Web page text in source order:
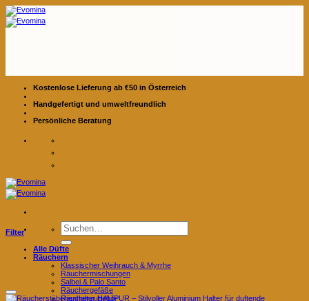
Zum
Inhalt
springen
Kostenlose Lieferung ab €50 in Österreich
Handgefertigt und umweltfreundlich
Persönliche Beratung
Suchen
nach:
Alle Düfte
Räuchern
Klassischer Weihrauch & Myrrhe
Räuchermischungen
Salbei & Palo Santo
Räuchergefäße
Räucherzubehör
Filter